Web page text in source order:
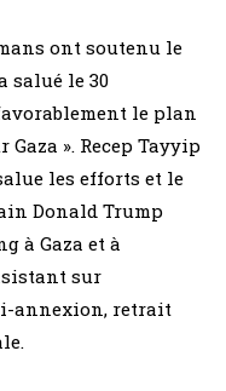
ont soutenu le
salué le 30
le plan
». Recep Tayyip
les efforts et le
Donald Trump
à Gaza et à
sur
annexion, retrait